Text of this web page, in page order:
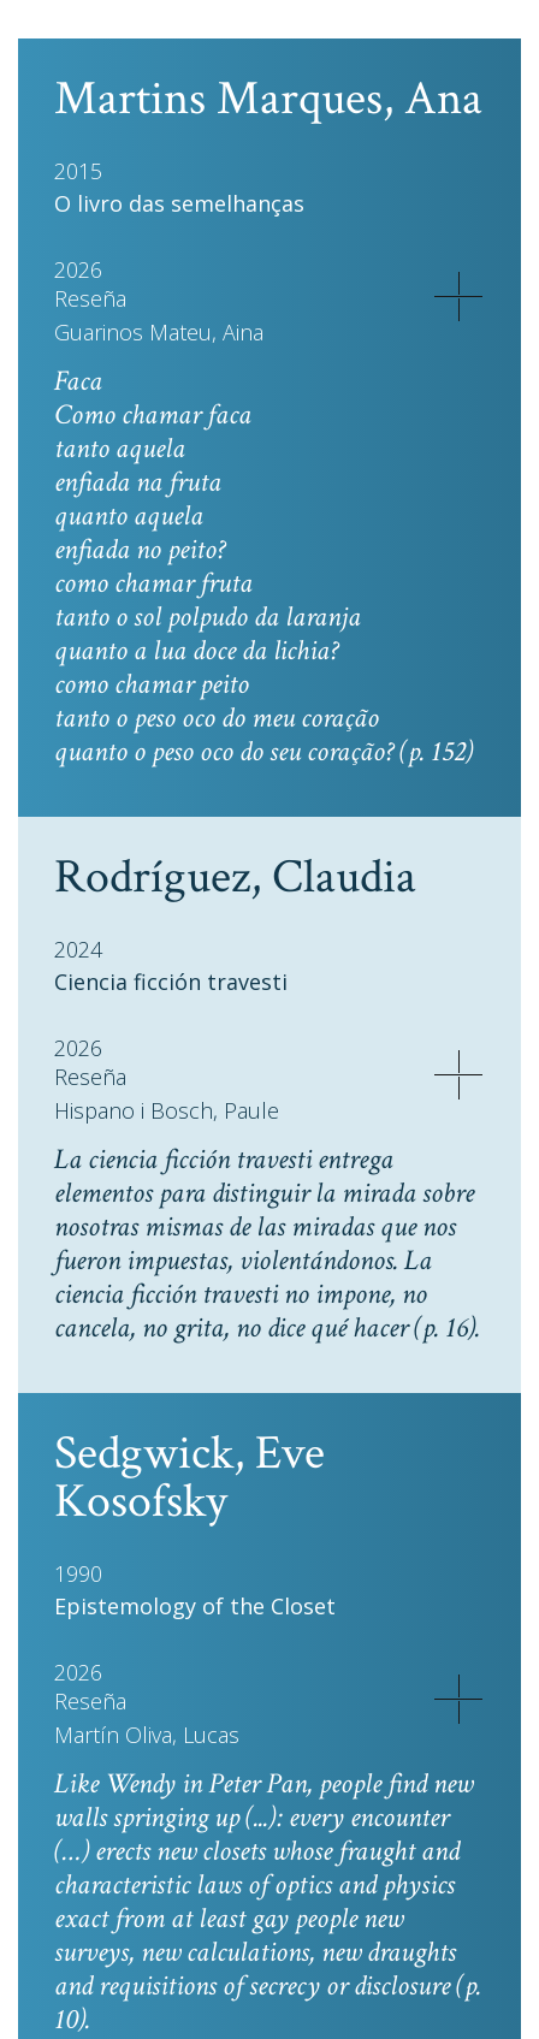
Martins Marques, Ana
2015
O livro das semelhanças
2026
Reseña
Guarinos Mateu, Aina
Faca
Como chamar faca
tanto aquela
enfiada na fruta
quanto aquela
enfiada no peito?
como chamar fruta
tanto o sol polpudo da laranja
quanto a lua doce da lichia?
como chamar peito
tanto o peso oco do meu coração
quanto o peso oco do seu coração? (p. 152)
Rodríguez, Claudia
2024
Ciencia ficción travesti
2026
Reseña
Hispano i Bosch, Paule
La ciencia ficción travesti entrega
elementos para distinguir la mirada sobre
nosotras mismas de las miradas que nos
fueron impuestas, violentándonos. La
ciencia ficción travesti no impone, no
cancela, no grita, no dice qué hacer(p. 16).
Sedgwick, Eve
Kosofsky
1990
Epistemology of the Closet
2026
Reseña
Martín Oliva, Lucas
Like Wendy inPeter Pan, people find new
walls springing up (...): every encounter
(…) erects new closets whose fraught and
characteristic laws of optics and physics
exact from at least gay people new
surveys, new calculations, new draughts
and requisitions of secrecy or disclosure(p.
10).